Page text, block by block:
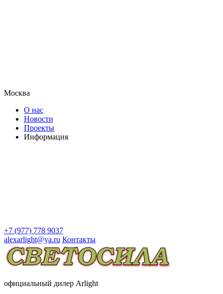
Москва
О нас
Новости
Проекты
Информация
+7 (977) 778 9037
alexarlight@ya.ru Контакты
официальный дилер Arlight